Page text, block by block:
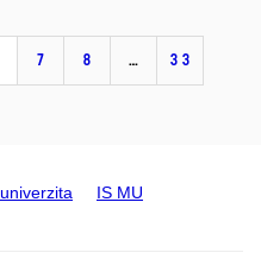
7 8 … 33
IS MU